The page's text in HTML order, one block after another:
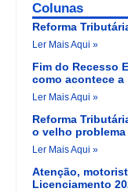
Colunas
Reforma
Ler Mais Aqui »
Fim do Recesso
como acontece
Ler Mais Aqui »
Reforma
o velho
Ler Mais Aqui »
Atenção,
Licenciamento